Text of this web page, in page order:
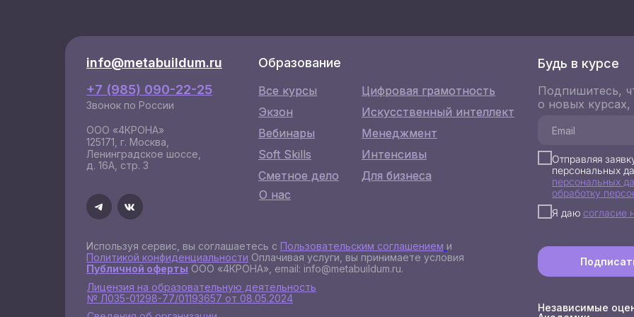
ООО «4КРОНА»
125171, г. Москва,
Ленинградское шоссе,
д. 16А, стр. 3
Используя сервис, вы соглашаетесь с Пользовательским соглашением и
Политикой конфиденциальности Оплачивая услуги, вы принимаете условия
Публичной оферты ООО «4КРОНА», email: info@metabuildum.ru.
Лицензия на образовательную деятельность
№ Л035-01298-77/01193657 от 08.05.2024
Независимые
Soft Skills
Soft Skills Интенсивы
Интенсивы
Сметное дело
Сметное дело
О нас
О нас
Для бизнеса
Для бизнеса
Вебинары
Вебинары Менеджмент
Менеджмент
Экзон
Экзон Искусственный интеллект
Искусственный интеллект
Цифровая грамотность
Цифровая грамотность
Все курсы
Все курсы
Образование
info@metabuildum.ru
info@metabuildum.ru
+7 (985) 090-22-25
Звонок по России
Будь в курсе
Подпишитесь,
о новых
Отправляя
персональных
персональных
обработку
Я даю согласие